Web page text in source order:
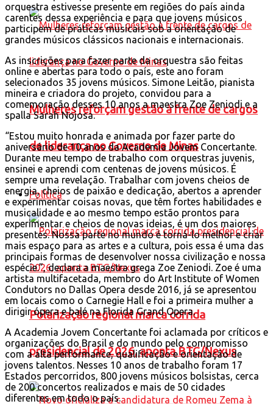
Mulheres reforçam gestão à frente de cargos
de liderança no Governo de Minas
Política
Polarização regional marca corrida
presidencial de 2026, aponta BTG/Nexus
orquestra estivesse presente em regiões do país ainda
carentes dessa experiência e para que jovens músicos
participem de práticas musicais sob a orientação de
grandes músicos clássicos nacionais e internacionais.
As inscrições para fazer parte da orquestra são feitas
online e abertas para todo o país, este ano foram
selecionados 35 jovens músicos. Simone Leitão, pianista
mineira e criadora do projeto, convidou para a
comemoração desses 10 anos a maestra Zoe Zeniodi e a
spalla Sarah Nojosa.
“Estou muito honrada e animada por fazer parte do
aniversário de 10 anos da Academia Jovem Concertante.
Durante meu tempo de trabalho com orquestras juvenis,
ensinei e aprendi com centenas de jovens músicos. É
sempre uma revelação. Trabalhar com jovens cheios de
energia, cheios de paixão e dedicação, abertos a aprender
e experimentar coisas novas, que têm fortes habilidades e
musicalidade e ao mesmo tempo estão prontos para
experimentar e cheios de novas ideias, é um dos maiores
presentes. Nossa parte no mundo é torná-lo melhor e criar
mais espaço para as artes e a cultura, pois essa é uma das
principais formas de desenvolver nossa civilização e nossa
espécie.”, declara a maestra grega Zoe Zeniodi. Zoe é uma
artista multifacetada, membro do Art Institute of Women
Condutors no Dallas Opera desde 2016, já se apresentou
em locais como o Carnegie Hall e foi a primeira mulher a
dirigir ópera e balé na Florida Grand Opera.
A Academia Jovem Concertante foi aclamada por críticos e
organizações do Brasil e do mundo pelo compromisso
com a alta performance, qualificação e orientação de
jovens talentos. Nesses 10 anos de trabalho foram 17
Estados percorridos, 800 jovens músicos bolsistas, cerca
de 200 concertos realizados e mais de 50 cidades
diferentes em todo o país.